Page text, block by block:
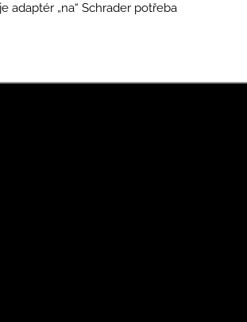
adaptér „na“ Schrader potřeba